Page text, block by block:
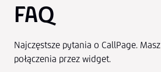
FAQ
Najczęstsze pytania o CallPage.
połączenia przez widget.